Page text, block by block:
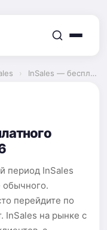
› InSales — бесплатный период
период InSales
обычного.
перейдите по
InSales на рынке с